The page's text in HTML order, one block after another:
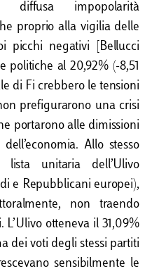
diffusa impopolarità
proprio alla vigilia delle
picchi negativi [Bellucci
politiche al 20,92% (-8,51
di Fi crebbero le tensioni
prefigurarono una crisi
portarono alle dimissioni
Allo stesso
unitaria dell’Ulivo
e Repubblicani europei),
non traendo
otteneva il 31,09%
dei voti degli stessi partiti
sensibilmente le